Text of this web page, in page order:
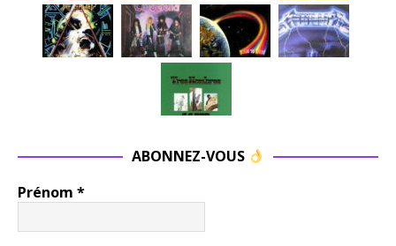
ABONNEZ-VOUS
Prénom *